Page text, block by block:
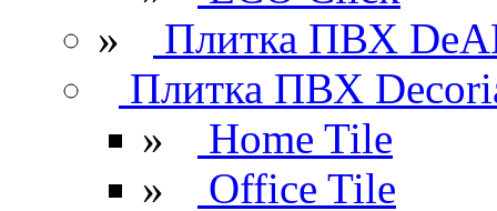
»
Плитка ПВХ
Плитка ПВХ
»
Home Tile
»
Office Tile